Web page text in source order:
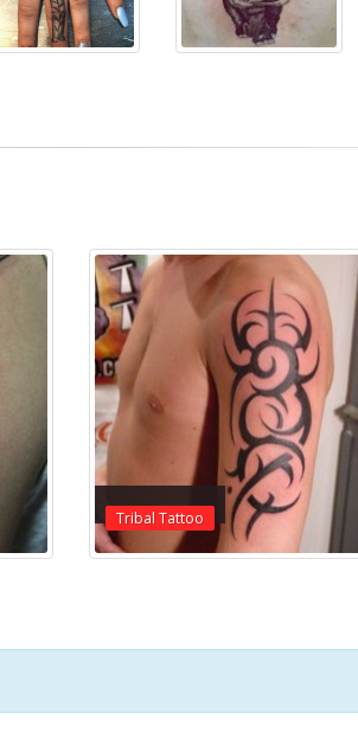
Tribal Tattoo